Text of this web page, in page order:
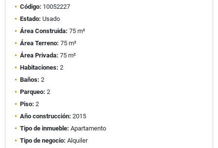
Código: 10052227
Estado: Usado
Área Construida: 75 m²
Área Terreno: 75 m²
Área Privada: 75 m²
Habitaciones: 2
Baños: 2
Parqueo: 2
Piso: 2
Año construcción: 2015
Tipo de inmueble: Apartamento
Tipo de negocio: Alquiler